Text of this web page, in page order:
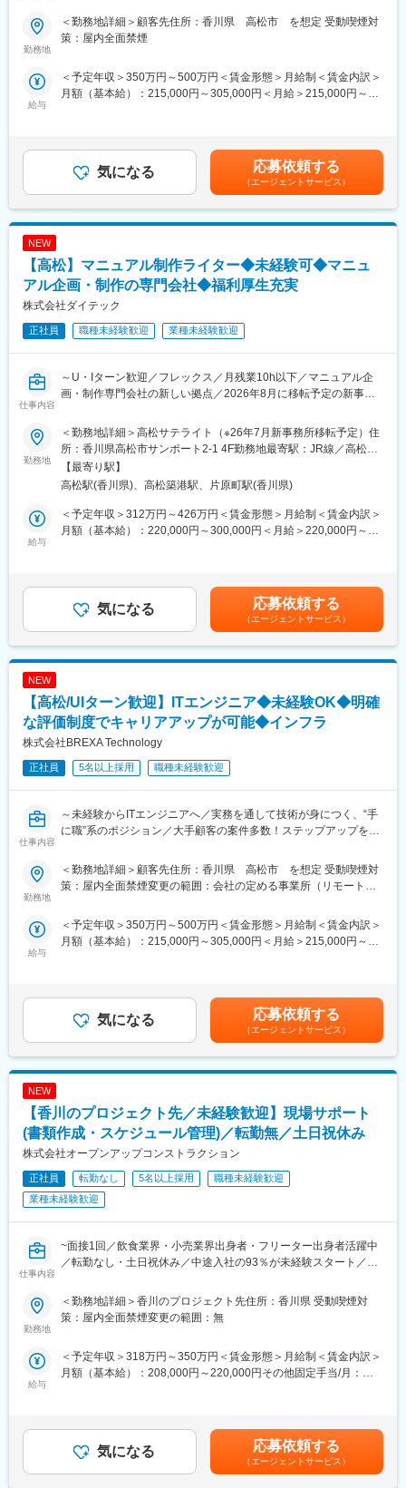
単なる営業活動にとどまらず、顧客の課題解決からプロジェクト
立ち上げ、運営支援まで一貫して携わることができるため、提案
日以上。月平均残業20時間程度で、ワークライフバランスを保て
る環境です。
一人立ちまで先輩社員が業務フローや営業ノウハウを丁寧にレク
チャーします。業界未経験の方も安心してスタートできる環境で
す。
スを展開しています。あなぶきグループの一員として、人材サー
ビスを通じた雇用創出や企業の人材課題解決に取り組んでいま
ブランドスローガン「ひとに翼を。」のもと、企業・求職者・地
域社会の発展に貢献しています。
■業務内容：
クエンジニア等へステップアップが可能です。
し社内異動）
■入社後のサポート体制：
未経験の方が安心して現場に出られるよう、入社後2～3ヶ月の技
術研修期間を設けています。ITの基礎知識から、業界構造、実践
す。技術者育成に特化したグループ会社のプロ講師が基礎・応
用・演習を組み合わせた技術研修を担当します。
■当ポジションの魅力：
（1）営業体制・アサインの仕組み
当社の営業部門の特徴として、エンジニアの初期配属だけでな
ます。事業部としても、ジュニア層・ミドル層のステップアップ
に目標値を設定し管理しているため、エンジニアのために“営業が
（2）工程UP・単価UPを目指せる独自研修
現場評価+資格取得による通常のステップアップの他に、ステップ
アップに特化した「Be-Pro研修（リスキリング）」をご用意して
います。Be-Pro研修とは、システム開発やネットワーク・サーバ
配属案件から離れて、2-3ヶ月間集中受講いただける選抜型の「現
場のプロジェクトを意識した研修」です。エントリーに営業許可
（3）2023年に刷新された最新の評価制度
グレードとポイントから昇給額を算出する定量的な評価制度とな
っており、グレードアップやポイント獲得の規定等、評価制度の
詳細は社内WEB掲示板で公開されており、透明性と納得感が高い
勤務地
＜勤務地詳細＞顧客先住所：香川県 高松市 を想定 受動喫煙対
策：屋内全面禁煙
給与
＜予定年収＞350万円～500万円＜賃金形態＞月給制＜賃金内訳＞
月額（基本給）：215,000円～305,000円＜月給＞215,000円～
費、出張、赴任など賃金はあくまでも目安の金額であり、選考を
通じて上下する可能性があります。月給(月額)は固定手当を含めた
表記です。
気になる 応募依頼する
（エージェントサービス）
NEW
【高松】マニュアル制作ライター◆未経験可◆マニュ
アル企画・制作の専門会社◆福利厚生充実
株式会社ダイテック
正社員 職種未経験歓迎 業種未経験歓迎
仕事内容
～U・Iターン歓迎／フレックス／月残業10h以下／マニュアル企
画・制作専門会社の新しい拠点／2026年8月に移転予定の新事務
■業務内容：
2026年8月に開設予定のオフィスで、マニュアル制作に関する業
務に携わっていただきます。
マニュアル制作業務製品の仕様書や技術情報をもとに、マニュア
ル制作をします。
・クライアントとの打合せ、情報収集、取材
※必要な装置知識や、業務の流れはしっかりと教育しますのでご安
心ください。未経験の場合でも、制作アシスタントとしてスター
ックスタイム制度や在宅勤務制度（規定あり）もあり、フレキシ
ブルに働くことができる環境です。
◎マニュアル制作だけでなく、IT技術を融合させたマニュアル関
生まれる新しい事業の成長と拡大を味わうことができます。
島・山に囲まれ、穏やかな気候の高松で、われわれとともにその
思いを実現しませんか。
■会社の特徴：
ダイテックは1987年にマニュアル企画・制作の専門会社として誕
に重きを置き、顧客に寄り添うサービスを提案・提供していま
す。
勤務地
＜勤務地詳細＞高松サテライト（※26年7月新事務所移転予定）住
所：香川県高松市サンポート2-1 4F勤務地最寄駅：JR線／高松駅
受動喫煙対策：その他（屋外喫煙場あり）変更の範囲：会社の定
める事業所
【最寄り駅】
高松駅(香川県)、高松築港駅、片原町駅(香川県)
給与
＜予定年収＞312万円～426万円＜賃金形態＞月給制＜賃金内訳＞
月額（基本給）：220,000円～300,000円＜月給＞220,000円～
じて上下する可能性があります。月給(月額)は固定手当を含めた表
記です。気になる 応募依頼する
（エージェントサービス）
NEW
【高松/UIターン歓迎】ITエンジニア◆未経験OK◆明確
な評価制度でキャリアアップが可能◆インフラ
株式会社BREXA Technology
正社員 5名以上採用 職種未経験歓迎
仕事内容
～未経験からITエンジニアへ／実務を通して技術が身につく、“手
に職”系のポジション／大手顧客の案件多数！ステップアップを後
■当ポジションの魅力：
術研修期間を設けています。ITの基礎知識から、業界構造、実践
的な演習までを段階的に学習いただくカリキュラムとなっていま
た心配はありません。
（2）エンジニアを一人にしない3名体制のフォロー
配属後は【所属チームリーダー・営業担当・専任サポート担当】
の3名体制により、継続的なフォローを実施しています。定期的に
で幅広く相談可能です。「未経験から始めて、まずは5年後どうな
りたいか」を一緒に描ける環境のため、プレイヤーとして技術を
極める道、チームを率いるマネジメントの道など、ご自身のキャ
リアの選択肢が広がります。
（3）ステップアップを叶える営業体制・アサインの仕組み
当社の営業部門の特徴として、エンジニアの初期配属だけでな
く、ステップアップ配属の実現までが評価基準に組み込まれてい
ます。事業部としても、ジュニア層・ミドル層のステップアップ
に目標値を設定し管理しているため、「いくら頑張っても、営業
が動いてくれなければステップアップできないのでは？」という
■業務内容：
参画いただきます。将来的にはサーバーエンジニア、ネットワー
クエンジニア等へステップアップが可能です。
・デジタルチケットシステム開発
勤務地
＜勤務地詳細＞顧客先住所：香川県 高松市 を想定 受動喫煙対
策：屋内全面禁煙変更の範囲：会社の定める事業所（リモートワ
給与
＜予定年収＞350万円～500万円＜賃金形態＞月給制＜賃金内訳＞
月額（基本給）：215,000円～305,000円＜月給＞215,000円～
費、出張、赴任など賃金はあくまでも目安の金額であり、選考を
通じて上下する可能性があります。月給(月額)は固定手当を含めた
表記です。
気になる 応募依頼する
（エージェントサービス）
NEW
【香川のプロジェクト先／未経験歓迎】現場サポート
(書類作成・スケジュール管理)／転勤無／土日祝休み
株式会社オープンアップコンストラクション
正社員 転勤なし 5名以上採用
職種未経験歓迎
業種未経験歓迎
仕事内容
~面接1回／飲食業界・小売業界出身者・フリーター出身者活躍中
／転勤なし・土日祝休み／中途入社の93％が未経験スタート／座
ンでサポート~
考えます！
〇堅苦しい志望動機は不要です！
■お仕事内容
建物の工事に関する管理系事務職（施工管理）をお任せします。
力仕事は一切ありません。工事のスケジュールの計画立てや業者
勤務地
＜勤務地詳細＞香川のプロジェクト先住所：香川県 受動喫煙対
策：屋内全面禁煙変更の範囲：無
給与
＜予定年収＞318万円～350万円＜賃金形態＞月給制＜賃金内訳＞
月額（基本給）：208,000円～220,000円その他固定手当/月：
無＞有＜残業手当＞有＜給与補足＞■昇給：年2回 (10月.4月)■残業
20ｈ超過分は支給○モデル年収例年収550万円 ／ 26歳 経験5年 ／
※月給36万円＋賞与＋諸手当年収790万円 ／ 29歳 経験7年 ／※月
気になる 応募依頼する
（エージェントサービス）